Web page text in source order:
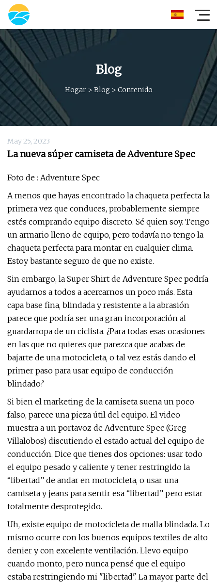
Blog
Hogar> Blog > Contenido
May 25, 2023
La nueva súper camiseta de Adventure Spec
Foto de : Adventure Spec
A menos que hayas encontrado la chaqueta perfecta la
primera vez que conduces, probablemente siempre
estés comprando equipo discreto. Sé quien soy. Tengo
un armario lleno de equipo, pero todavía no tengo la
chaqueta perfecta para montar en cualquier clima.
Estoy bastante seguro de que no existe.
Sin embargo, la Super Shirt de Adventure Spec podría
ayudarnos a todos a acercarnos un poco más. Esta
capa base fina, blindada y resistente a la abrasión
parece que podría ser una gran incorporación al
guardarropa de un ciclista. ¿Para todas esas ocasiones
en las que no quieres que parezca que acabas de
bajarte de una motocicleta, o tal vez estás dando el
primer paso para usar equipo de conducción
blindado?
Si bien el marketing de la camiseta suena un poco
falso, parece una pieza útil del equipo. El video
muestra a un portavoz de Adventure Spec (Greg
Villalobos) discutiendo el estado actual del equipo de
conducción. Dice que tienes dos opciones: usar todo
el equipo pesado y caliente y tener restringido la
“libertad” de andar en motocicleta, o usar una
camiseta y jeans para sentir esa “libertad” pero estar
totalmente desprotegido.
Uh, existe equipo de motocicleta de malla blindada. Lo
mismo ocurre con los buenos equipos textiles de alto
denier y con excelente ventilación. Llevo equipo
cuando monto, pero nunca pensé que el equipo
estaba restringiendo mi "libertad". La mayor parte del